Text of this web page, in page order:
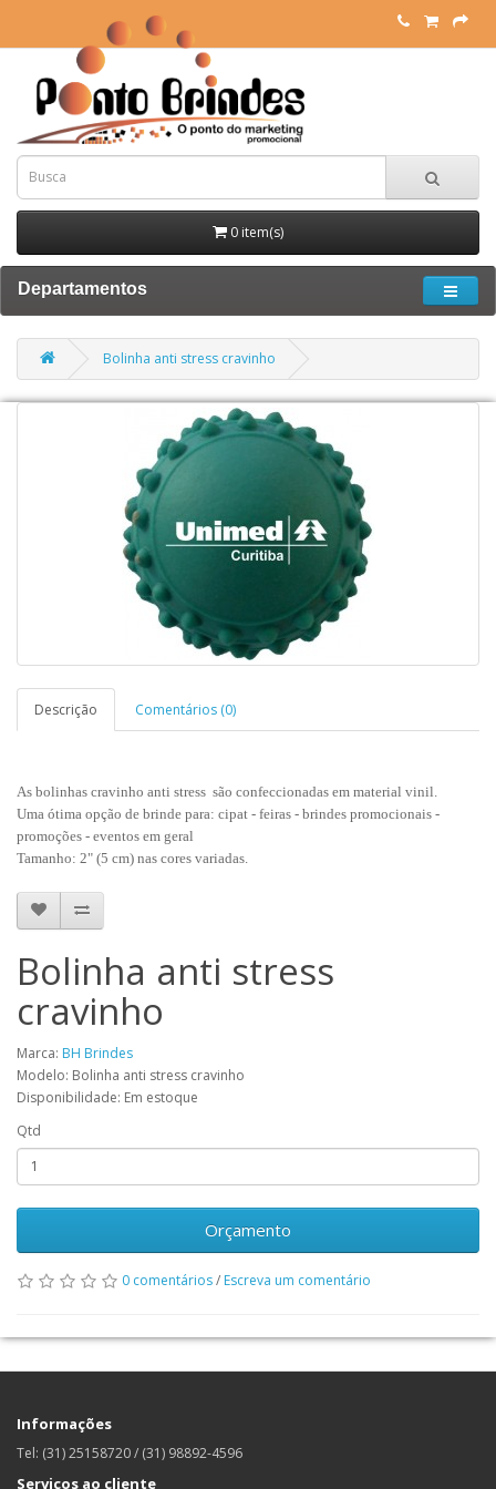
0 item(s)
Departamentos
Bolinha anti stress cravinho
Descrição Comentários (0)
As bolinhas cravinho anti stress são confeccionadas em material vinil.
Uma ótima opção de brinde para: cipat - feiras - brindes promocionais -
promoções - eventos em geral
Tamanho: 2" (5 cm) nas cores variadas.
Bolinha anti stress
cravinho
Marca: BH Brindes
Modelo: Bolinha anti stress cravinho
Disponibilidade: Em estoque
Qtd
Orçamento
0 comentários/ Escreva um comentário
Informações
Tel: (31) 25158720 / (31) 98892-4596
Serviços ao cliente